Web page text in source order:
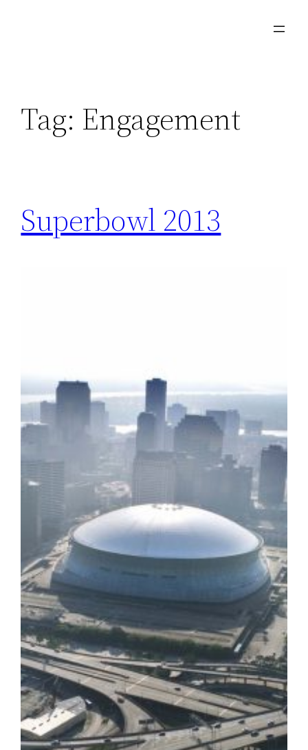
Tag: Engagement
Superbowl 2013